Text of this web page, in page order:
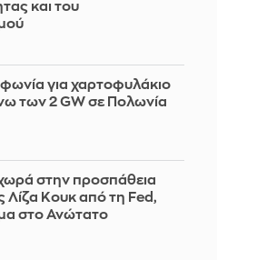
και του
για χαρτοφυλάκιο
των 2 GW σε Πολωνία
στην προσπάθεια
Λίζα Κουκ από τη Fed,
στο Ανώτατο